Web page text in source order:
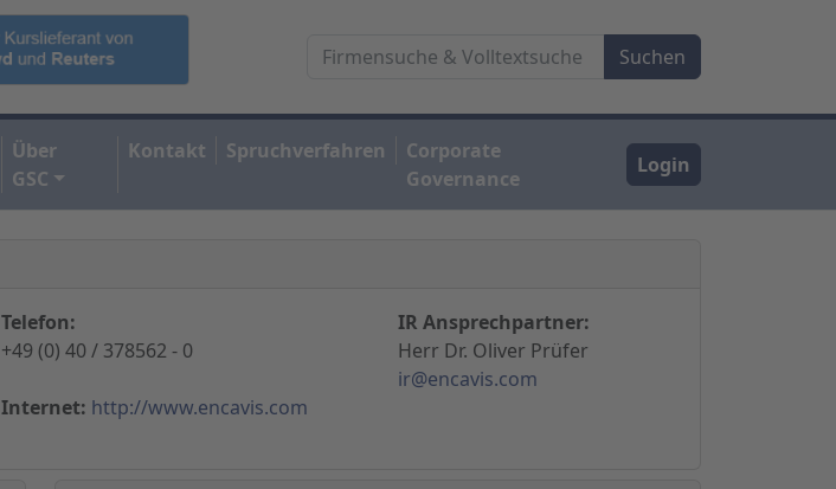
Über
GSC
Kontakt Spruchverfahren
Corporate
Governance
Login
Telefon:
+49 (0) 40 / 378562 - 0
Internet: http://www.encavis.com
IR Ansprechpartner:
Herr Dr. Oliver Prüfer
ir@encavis.com